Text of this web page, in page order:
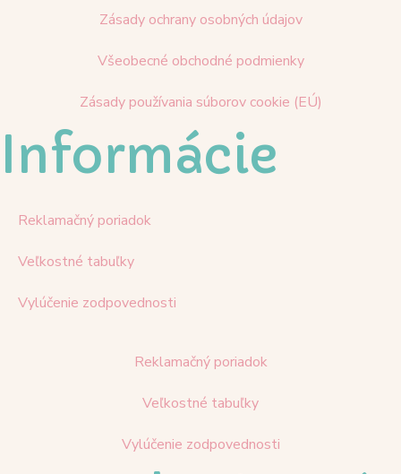
Zásady ochrany osobných údajov
Všeobecné obchodné podmienky
Zásady používania súborov cookie (EÚ)
Informácie
Reklamačný poriadok
Veľkostné tabuľky
Vylúčenie zodpovednosti
Reklamačný poriadok
Veľkostné tabuľky
Vylúčenie zodpovednosti